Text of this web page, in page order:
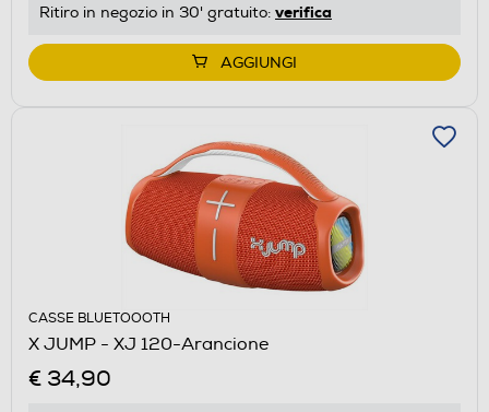
Ritiro in negozio in 30' gratuito: verifica
AGGIUNGI
CASSE BLUETOOOTH
X JUMP - XJ 120-Arancione
€ 34,90